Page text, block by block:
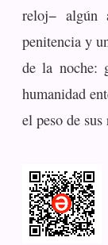
reloj− algún
penitencia y
de la noche:
humanidad
el peso de sus